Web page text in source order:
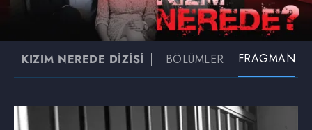
KIZIM NEREDE DİZİSİ BÖLÜMLER FRAGMAN